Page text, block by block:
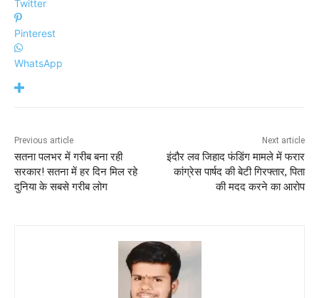
Twitter
Pinterest
WhatsApp
Previous article
सतना पलभर में गरीब बना रही
सरकार! सतना में हर दिन मिल रहे
दुनिया के सबसे गरीब लोग
Next article
इंदौर लव जिहाद फंडिंग मामले में फरार
कांग्रेस पार्षद की बेटी गिरफ्तार, पिता
की मदद करने का आरोप